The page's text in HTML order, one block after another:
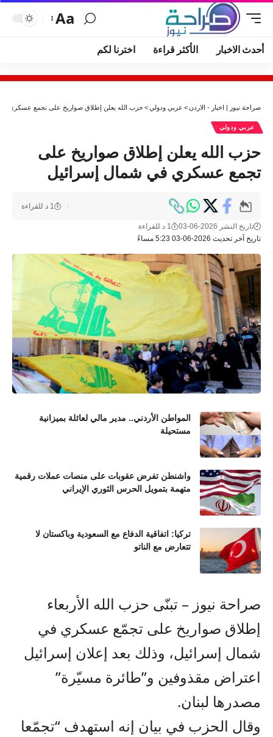
Aa
أحدث الاخبار الأكثر قراءة اخترنا لكم
صراحة نيوز | اخبار - الاردن> عربي ودولي> حزب الله يعلن إطلاق صواريخ على تجمع عسكري
عربي ودولي
حزب الله يعلن إطلاق صواريخ على
تجمع عسكري في شمال إسرائيل
تاريخ آخر تحديث 2026-06-03 5:23 مساءً
تاريخ النشر 2026-06-03 1 د للقراءة
1 د للقراءة
المواطن الأردني.. مدير مالي لعائلة بميزانية
مستحيلة
واشنطن تفرض عقوبات على منصات عملات رقمية
متهمة بتمويل الحرس الثوري الإيراني
تركيا: اتفاقية الدفاع مع السعودية وباكستان لا
تتعارض مع الناتو
صراحة نيوز – تبنّى حزب الله الأربعاء
إطلاق صواريخ على تجمّع عسكري في
شمال إسرائيل، وذلك بعد إعلان إسرائيل
اعتراض مقذوفين و”طائرة مسيّرة”
مصدرها لبنان.
وقال الحزب في بيان إنه استهدف “تجمّعا